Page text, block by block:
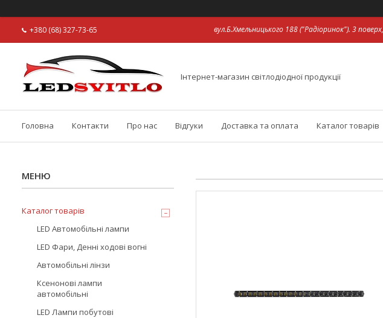
+380 (68) 327-73-65 вул.Б.Хмельницького 188 ("Радіоринок"). 3
Інтернет-магазин світлодіодної продукції
Головна Контакти Про нас Відгуки Доставка та оплата Каталог товарів
Каталог товарів
LED Автомобільні лампи
LED Фари, Денні ходові вогні
Автомобільні лінзи
Ксенонові лампи
автомобільні
LED Лампи побутові